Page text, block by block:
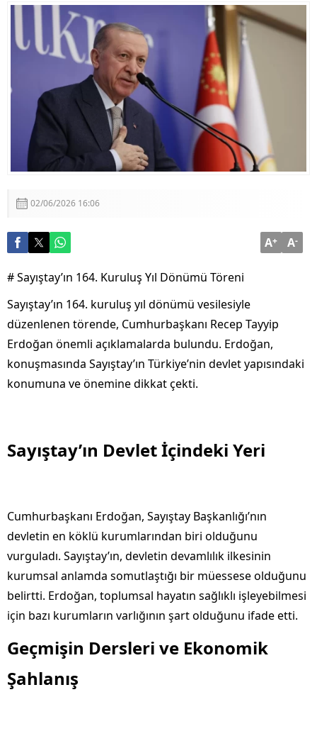
FETÖ Suikast Girişiminde Yeni Gelişme: Silah
Aramaları Başlatıldı
Gökyüzünün Milli Kalbi Tek Merkezden Atacak
02/06/2026 16:06
A+ A-
# Sayıştay’ın 164. Kuruluş Yıl Dönümü Töreni
Sayıştay’ın 164. kuruluş yıl dönümü vesilesiyle
düzenlenen törende, Cumhurbaşkanı Recep Tayyip
Erdoğan önemli açıklamalarda bulundu. Erdoğan,
konuşmasında Sayıştay’ın Türkiye’nin devlet yapısındaki
konumuna ve önemine dikkat çekti.
Sayıştay’ın Devlet İçindeki Yeri
Cumhurbaşkanı Erdoğan, Sayıştay Başkanlığı’nın
devletin en köklü kurumlarından biri olduğunu
vurguladı. Sayıştay’ın, devletin devamlılık ilkesinin
kurumsal anlamda somutlaştığı bir müessese olduğunu
belirtti. Erdoğan, toplumsal hayatın sağlıklı işleyebilmesi
için bazı kurumların varlığının şart olduğunu ifade etti.
Geçmişin Dersleri ve Ekonomik
Şahlanış